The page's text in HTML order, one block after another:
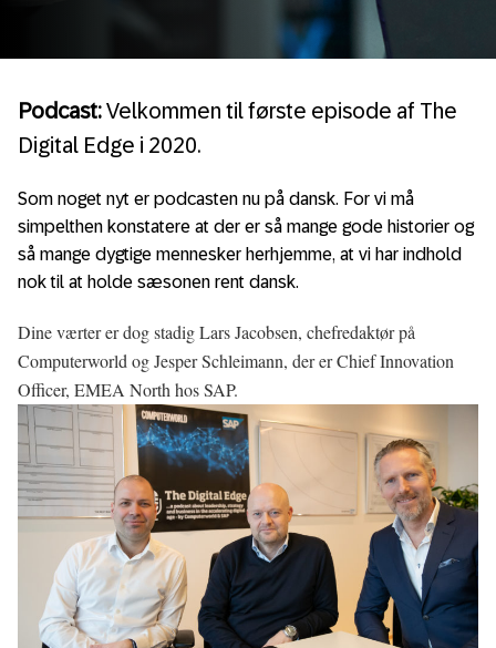
Podcast:Velkommen til første episode af The
Digital Edge i 2020.
Som noget nyt er podcasten nu på dansk. For vi må
simpelthen konstatere at der er så mange gode historier og
så mange dygtige mennesker herhjemme, at vi har indhold
nok til at holde sæsonen rent dansk.
Dine værter er dog stadig Lars Jacobsen, chefredaktør på
Computerworld og Jesper Schleimann, der er Chief Innovation
Officer, EMEA North hos SAP.